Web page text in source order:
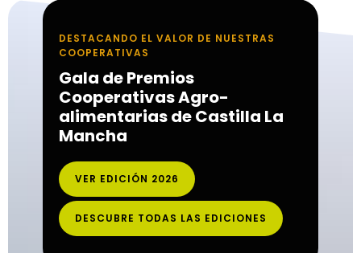
DESTACANDO EL VALOR DE NUESTRAS
COOPERATIVAS
Gala de Premios
Cooperativas Agro-
alimentarias de Castilla La
Mancha
VER EDICIÓN 2026
DESCUBRE TODAS LAS EDICIONES